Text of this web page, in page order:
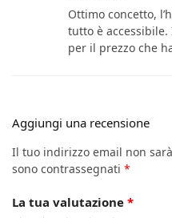
Ottimo concetto,
tutto è accessibile.
per il prezzo che
Aggiungi una recensione
Il tuo indirizzo email non
sono contrassegnati *
La tua valutazione *